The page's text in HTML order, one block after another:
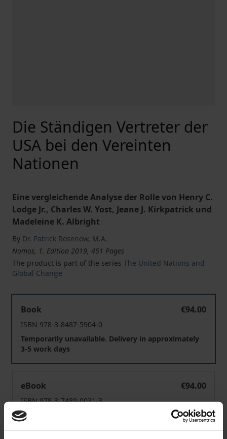
Die Ständigen Vertreter der
USA bei den Vereinten
Nationen
Eine vergleichende Analyse der Rolle von Henry C.
Lodge Jr., Charles W. Yost, Jeane J. Kirkpatrick und
Madeleine K. Albright
By Dr. Patrick Rosenow, M.A.
Nomos, 1. Edition 2019, 451 Pages
The product is part of the series The United Nations and
Global Change
Book
€94.00
ISBN 978-3-8487-5904-0
Temporarily unavailable. Delivery in approximately
3-5 work days
eBook
€94.00
ISBN 978-3-7489-0031-3
Available